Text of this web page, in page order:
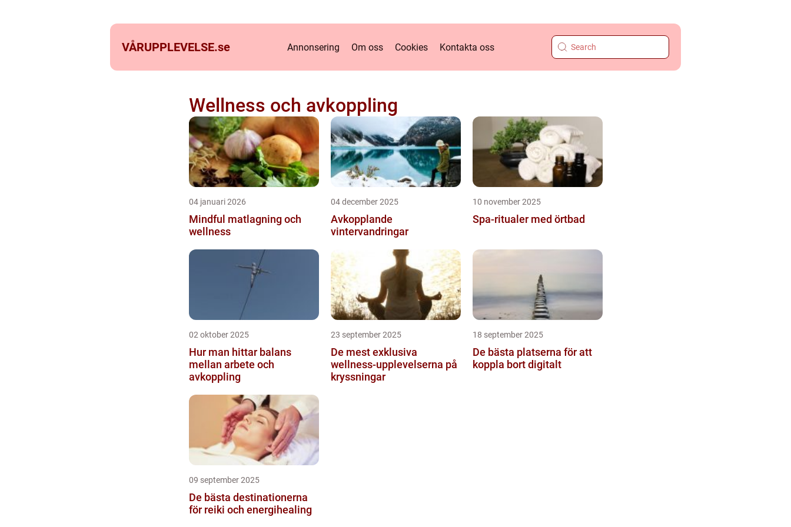
VÅRUPPLEVELSE.se Annonsering Om oss Cookies Kontakta oss
Wellness och avkoppling
04 januari 2026
Mindful matlagning och
wellness
04 december 2025
Avkopplande
vintervandringar
10 november 2025
Spa-ritualer med örtbad
02 oktober 2025
Hur man hittar balans
mellan arbete och
avkoppling
23 september 2025
De mest exklusiva
wellness-upplevelserna på
kryssningar
18 september 2025
De bästa platserna för att
koppla bort digitalt
09 september 2025
De bästa destinationerna
för reiki och energihealing